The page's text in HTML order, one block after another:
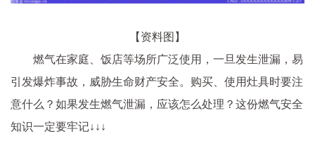
【资料图】
燃气在家庭、饭店等场所广泛使用，一旦发生泄漏，易
引发爆炸事故，威胁生命财产安全。购买、使用灶具时要注
意什么？如果发生燃气泄漏，应该怎么处理？这份燃气安全
知识一定要牢记↓↓↓